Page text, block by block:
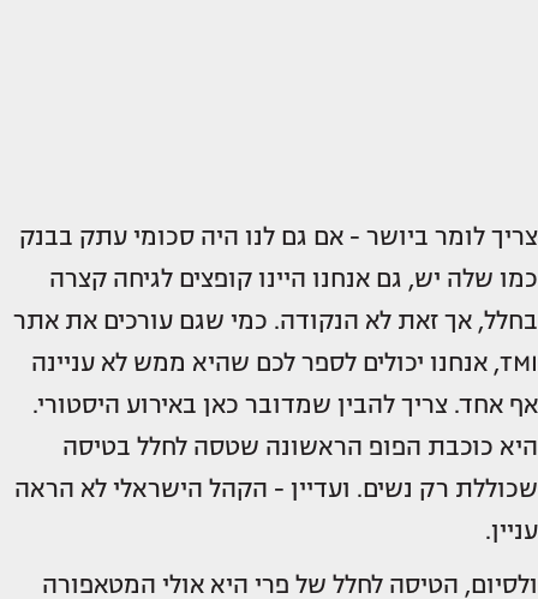
צריך לומר ביושר - אם גם לנו היה סכומי עתק בבנק
כמו שלה יש, גם אנחנו היינו קופצים לגיחה קצרה
בחלל, אך זאת לא הנקודה. כמי שגם עורכים את אתר
TMI, אנחנו יכולים לספר לכם שהיא ממש לא עניינה
אף אחד. צריך להבין שמדובר כאן באירוע היסטורי.
היא כוכבת הפופ הראשונה שטסה לחלל בטיסה
שכוללת רק נשים. ועדיין - הקהל הישראלי לא הראה
עניין.
ולסיום, הטיסה לחלל של פרי היא אולי המטאפורה